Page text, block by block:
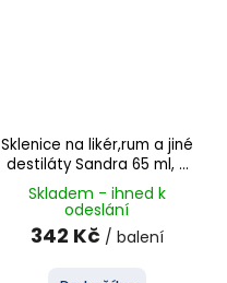
Sklenice na likér,rum a jiné
destiláty Sandra 65 ml, 6
Skladem - ihned k
odeslání
342 Kč / balení